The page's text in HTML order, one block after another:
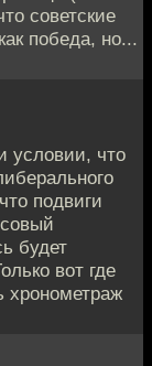
советские
победа, но...
условии, что
подвиги
будет
вот где
хронометраж